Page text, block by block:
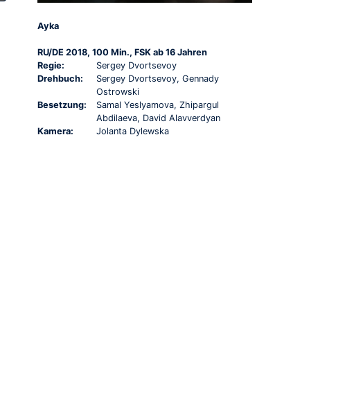
Ayka
RU/DE 2018, 100 Min., FSK ab 16 Jahren
Regie:
Sergey Dvortsevoy
Drehbuch:
Sergey Dvortsevoy, Gennady
Ostrowski
Besetzung:
Samal Yeslyamova, Zhipargul
Abdilaeva, David Alavverdyan
Kamera:
Jolanta Dylewska